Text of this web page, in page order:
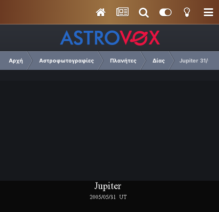
Αρχή Αστροφωτογραφίες Πλανήτες Δίας Jupiter 31/05/